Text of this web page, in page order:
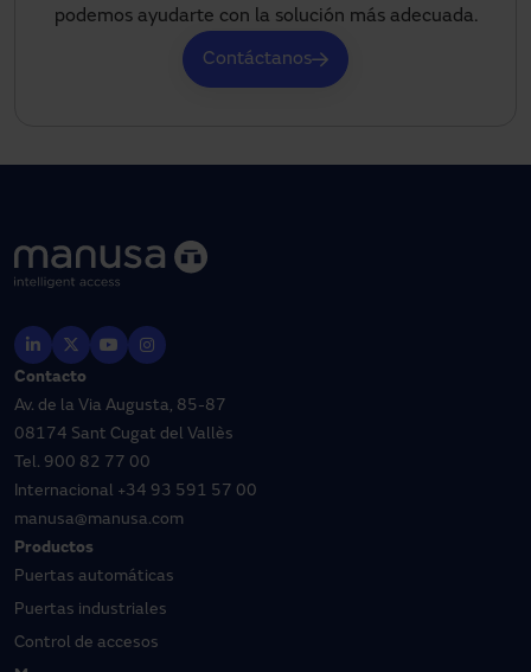
podemos ayudarte con la solución más adecuada.
Contáctanos
Contacto
Av. de la Via Augusta, 85-87
08174 Sant Cugat del Vallès
Tel. 900 82 77 00
Internacional +34 93 591 57 00
manusa@manusa.com
Productos
Puertas automáticas
Puertas industriales
Control de accesos